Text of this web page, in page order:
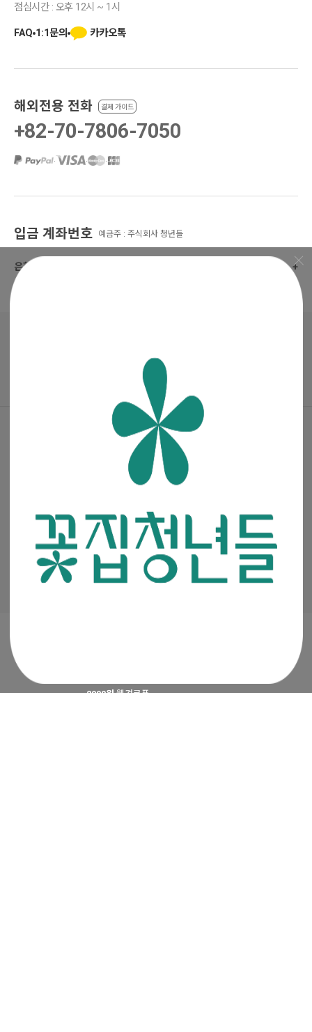
점심시간 : 오후 12시 ~ 1시
FAQ 1:1문의 카카오톡
해외전용 전화 결제 가이드
+82-70-7806-7050
· · ·
입금 계좌번호 예금주 : 주식회사 청년들
은행 선택 +
꽃집청년들 파트너스(멘코넷)
이용약관·개인정보처리방침
사업자등록번호 : 105-88-00491
통신판매신고번호 : 2019-서울금천-0909
제휴 및 제안 :partners@mencoz.com
팩스 : 02-6442-0106
서울시 금천구 디지털로 121, 에이스가산타워 301호, 302호
Ⓒ 꽃집청년들 All rights reserved.
2000원웰컴쿠폰